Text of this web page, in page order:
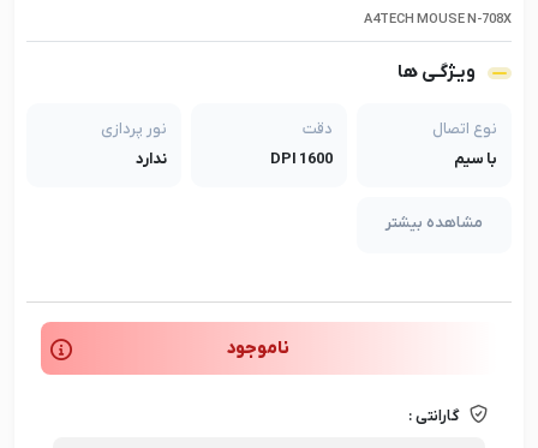
A4TECH MOUSE N-708X
ویـژگـی ها
نوع اتصال
با سیم
دقت
DPI 1600
نور پردازی
ندارد
مشاهده بیشتر
ناموجود
گارانتی :